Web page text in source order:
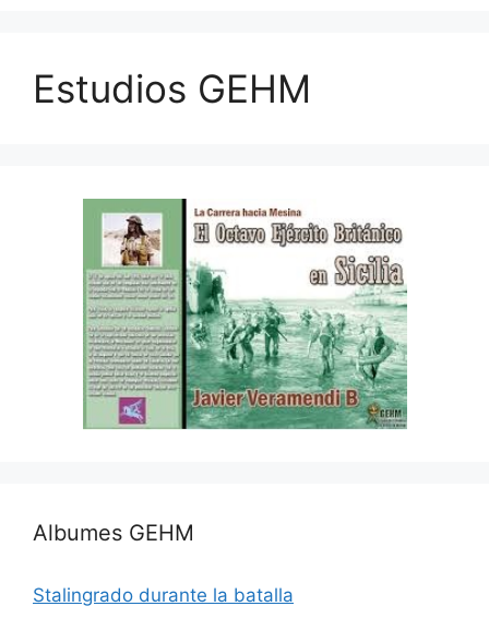
Estudios GEHM
Albumes GEHM
Stalingrado durante la batalla